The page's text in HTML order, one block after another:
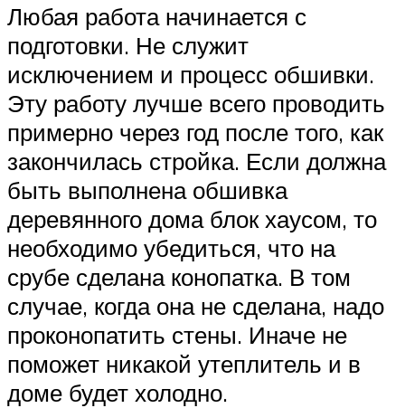
Любая работа начинается с
подготовки. Не служит
исключением и процесс обшивки.
Эту работу лучше всего проводить
примерно через год после того, как
закончилась стройка. Если должна
быть выполнена обшивка
деревянного дома блок хаусом, то
необходимо убедиться, что на
срубе сделана конопатка. В том
случае, когда она не сделана, надо
проконопатить стены. Иначе не
поможет никакой утеплитель и в
доме будет холодно.